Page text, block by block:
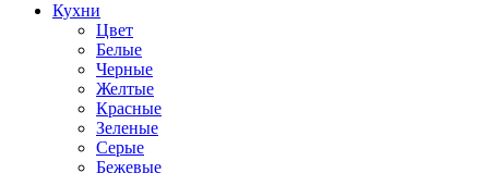
Кухни
Цвет
Белые
Черные
Желтые
Красные
Зеленые
Серые
Бежевые